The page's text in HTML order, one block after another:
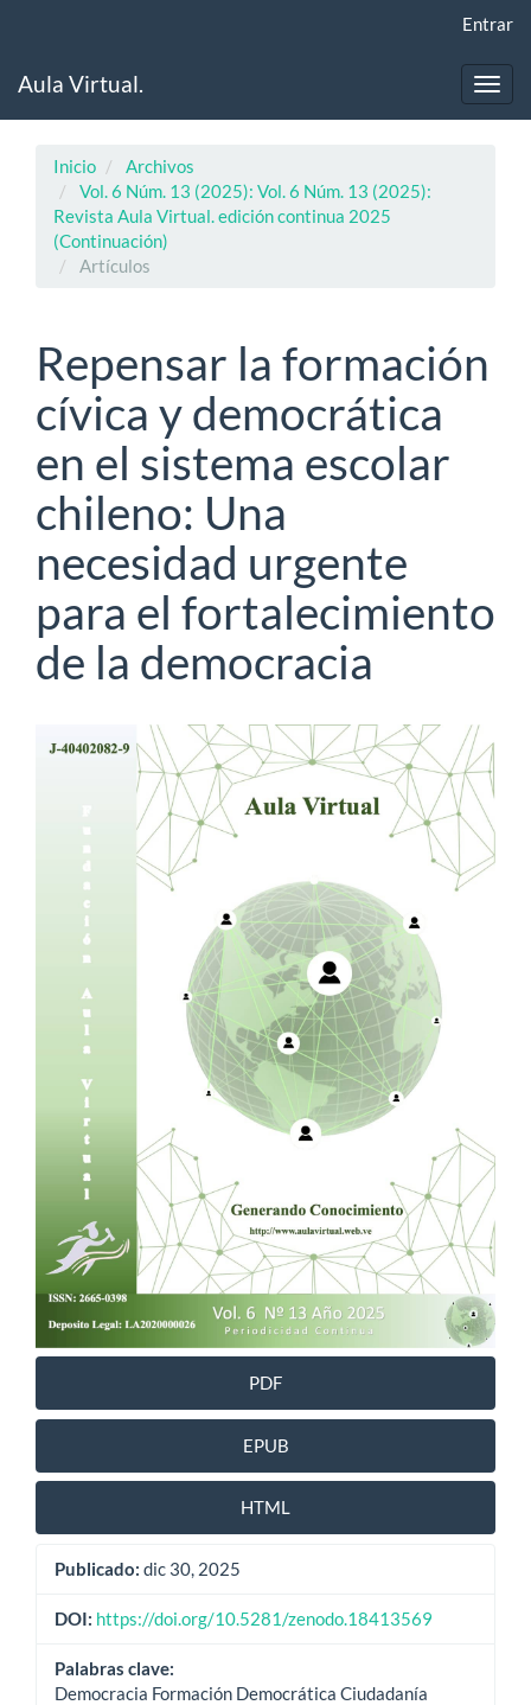
principal
Entrar
Aula Virtual.
Inicio
Archivos
Vol. 6 Núm. 13 (2025): Vol. 6 Núm. 13 (2025):
Revista Aula Virtual. edición continua 2025
(Continuación)
Artículos
Repensar la formación
cívica y democrática
en el sistema escolar
chileno: Una
necesidad urgente
para el fortalecimiento
de la democracia
Barra
lateral
del
artículo
PDF
EPUB
HTML
Publicado: dic 30, 2025
DOI: https://doi.org/10.5281/zenodo.18413569
Palabras clave:
Democracia Formación Democrática Ciudadanía